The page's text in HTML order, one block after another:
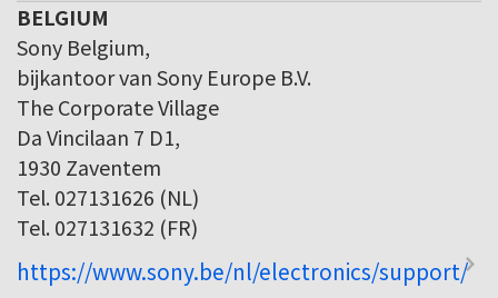
BELGIUM
Sony Belgium,
bijkantoor van Sony Europe B.V.
The Corporate Village
Da Vincilaan 7 D1,
1930 Zaventem
Tel. 027131626 (NL)
Tel. 027131632 (FR)
https://www.sony.be/nl/electronics/support/